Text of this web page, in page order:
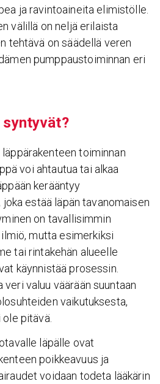
ja ravintoaineita elimistölle.
välillä on neljä erilaista
tehtävä on säädellä veren
pumppaustoiminnan eri
toiminnan
voi ahtautua tai alkaa
kerääntyy
estää läpän tavanomaisen
on tavallisimmin
mutta esimerkiksi
tai rintakehän alueelle
käynnistää prosessin.
valuu väärään suuntaan
vaikutuksesta,
pitävä.
läpälle ovat
poikkeavuus ja
voidaan todeta lääkärin